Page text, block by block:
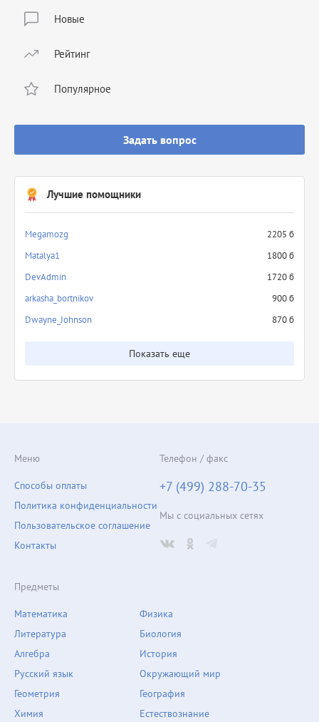
Новые
Рейтинг
Популярное
Задать вопрос
Лучшие помощники
Megamozg
2205 б
Matalya1
1800 б
DevAdmin
1720 б
arkasha_bortnikov
900 б
Dwayne_Johnson
870 б
Показать еще
Предметы
Математика
Литература
Алгебра
Русский язык
Геометрия
Химия
Физика
Биология
История
Окружающий мир
География
Естествознание
Меню
Способы оплаты
Политика конфиденциальности
Пользовательское соглашение
Контакты
Телефон / факс
+7 (499) 288-70-35
Мы с социальных сетях